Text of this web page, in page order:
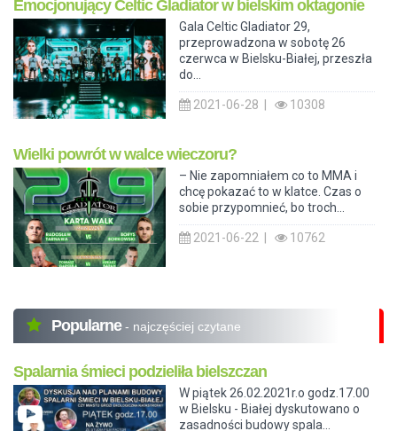
Emocjonujący Celtic Gladiator w bielskim oktagonie
Gala Celtic Gladiator 29,
przeprowadzona w sobotę 26
czerwca w Bielsku-Białej, przeszła
do...
2021-06-28 | 10308
Wielki powrót w walce wieczoru?
– Nie zapomniałem co to MMA i
chcę pokazać to w klatce. Czas o
sobie przypomnieć, bo troch...
2021-06-22 | 10762
Popularne - najczęściej czytane
Spalarnia śmieci podzieliła bielszczan
W piątek 26.02.2021r.o godz.17.00
w Bielsku - Białej dyskutowano o
zasadności budowy spala...